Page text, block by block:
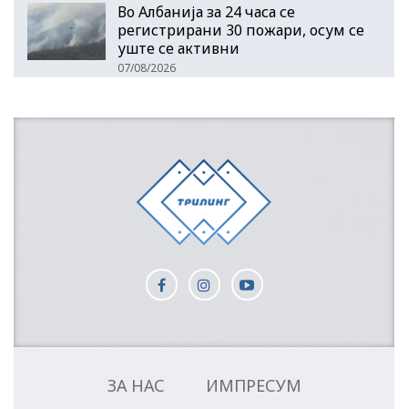
Во Албанија за 24 часа се
регистрирани 30 пожари, осум се
уште се активни
07/08/2026
ЗА НАС
ИМПРЕСУМ